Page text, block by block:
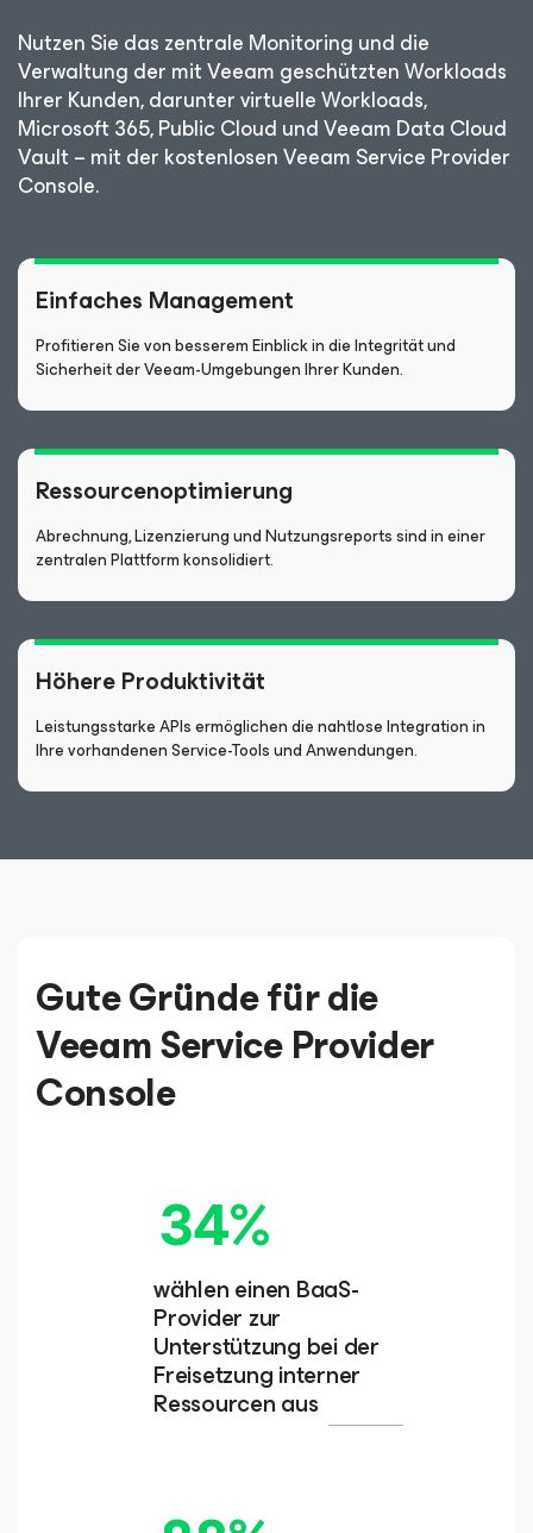
Nutzen Sie das zentrale Monitoring und die
Verwaltung der mit Veeam geschützten Workloads
Ihrer Kunden, darunter virtuelle Workloads,
Microsoft 365, Public Cloud und Veeam Data Cloud
Vault – mit der kostenlosen Veeam Service Provider
Console.
Einfaches Management
Profitieren Sie von besserem Einblick in die Integrität und
Sicherheit der Veeam-Umgebungen Ihrer Kunden.
Ressourcenoptimierung
Abrechnung, Lizenzierung und Nutzungsreports sind in einer
zentralen Plattform konsolidiert.
Höhere Produktivität
Leistungsstarke APIs ermöglichen die nahtlose Integration in
Ihre vorhandenen Service-Tools und Anwendungen.
Gute Gründe für die
Veeam Service Provider
Console
34%
wählen einen BaaS-
Provider zur
Unterstützung bei der
Freisetzung interner
Ressourcen aus